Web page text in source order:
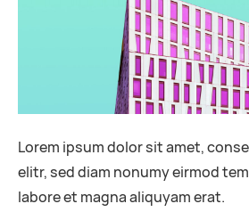
Lorem ipsum dolor sit amet,
elitr, sed diam nonumy eirmod
labore et magna aliquyam erat.